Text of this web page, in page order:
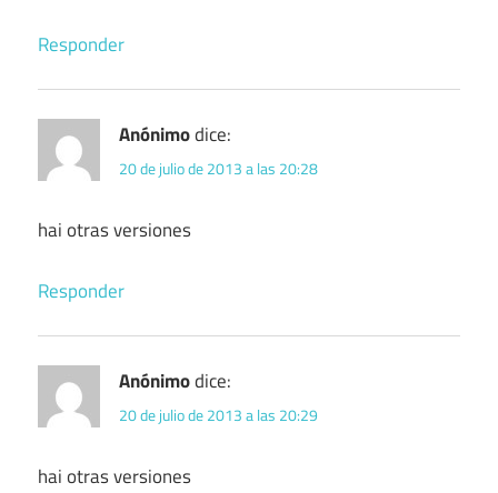
Responder
Anónimodice:
20 de julio de 2013 a las 20:28
hai otras versiones
Responder
Anónimodice:
20 de julio de 2013 a las 20:29
hai otras versiones